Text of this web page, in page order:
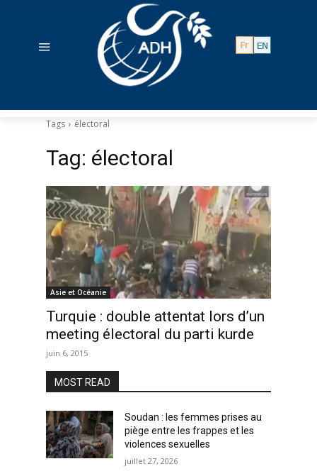
Tags électoral
Tag: électoral
Asie et Océanie
Turquie : double attentat lors d’un
meeting électoral du parti kurde
juin 6, 2015
MOST READ
Soudan : les femmes prises au
piège entre les frappes et les
violences sexuelles
juillet 27, 2026